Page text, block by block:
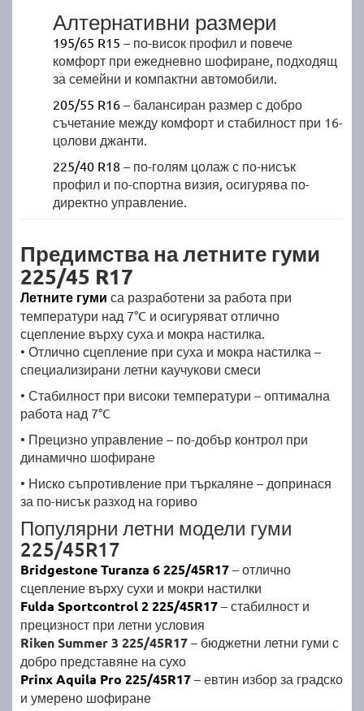
Алтернативни размери
195/65 R15 – по-висок профил и повече
комфорт при ежедневно шофиране, подходящ
за семейни и компактни автомобили.
205/55 R16 – балансиран размер с добро
съчетание между комфорт и стабилност при 16-
цолови джанти.
225/40 R18 – по-голям цолаж с по-нисък
профил и по-спортна визия, осигурява по-
директно управление.
Предимства на летните гуми
225/45 R17
Летните гуми са разработени за работа при
температури над 7°C и осигуряват отлично
сцепление върху суха и мокра настилка.
• Отлично сцепление при суха и мокра настилка –
специализирани летни каучукови смеси
• Стабилност при високи температури – оптимална
работа над 7°C
• Прецизно управление – по-добър контрол при
динамично шофиране
• Ниско съпротивление при търкаляне – допринася
за по-нисък разход на гориво
Популярни летни модели гуми
225/45R17
Bridgestone Turanza 6 225/45R17 – отлично
сцепление върху сухи и мокри настилки
Fulda Sportcontrol 2 225/45R17 – стабилност и
прецизност при летни условия
Riken Summer 3 225/45R17 – бюджетни летни гуми с
добро представяне на сухо
Prinx Aquila Pro 225/45R17 – евтин избор за градско
и умерено шофиране